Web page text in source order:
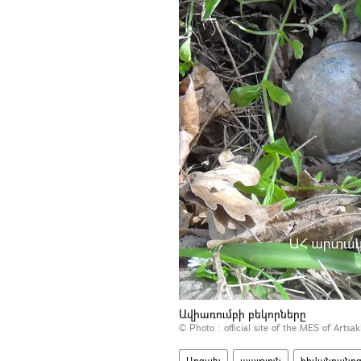
Ավիառումբի բեկորները
© Photo : official site of the MES of